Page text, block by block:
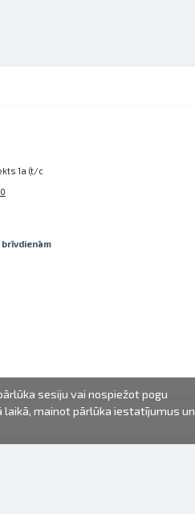
1a (t/c
sesiju vai nospiežot pogu
mainot pārlūka iestatījumus un